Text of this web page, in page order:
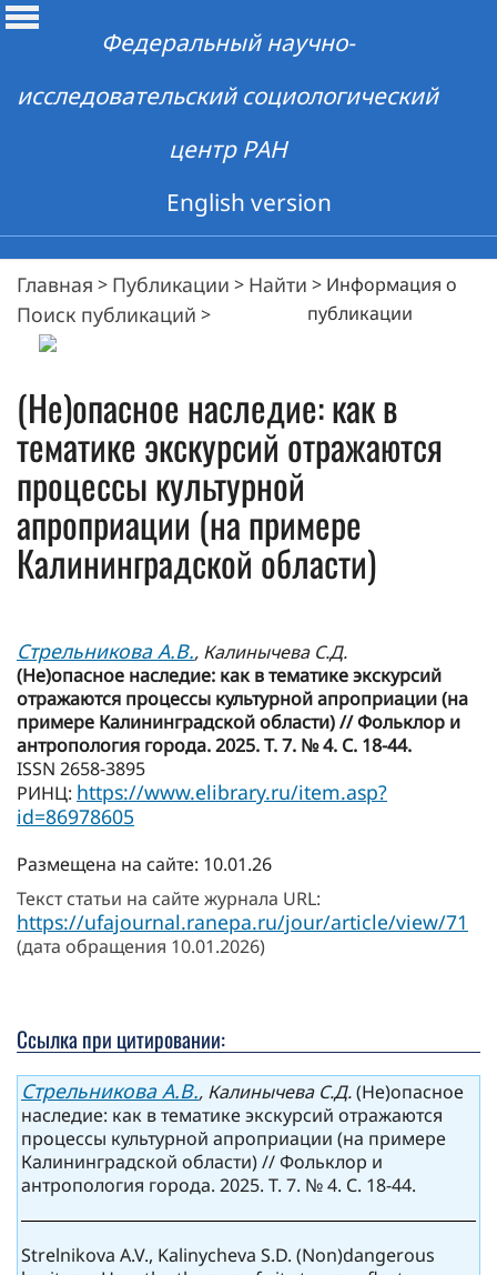
Федеральный научно-
исследовательский социологический
центр РАН
English version
Главная > Публикации > Найти >
Поиск публикаций >
Информация о
публикации
(Не)опасное наследие: как в
тематике экскурсий отражаются
процессы культурной
апроприации (на примере
Калининградской области)
Стрельникова А.В., Калинычева С.Д.
(Не)опасное наследие: как в тематике экскурсий
отражаются процессы культурной апроприации (на
примере Калининградской области) // Фольклор и
антропология города. 2025. Т. 7. № 4. С. 18-44.
ISSN 2658-3895
РИНЦ: https://www.elibrary.ru/item.asp?
id=86978605
Размещена на сайте: 10.01.26
Текст статьи на сайте журнала URL:
https://ufajournal.ranepa.ru/jour/article/view/71
(дата обращения 10.01.2026)
Ссылка при цитировании:
Стрельникова А.В., Калинычева С.Д.(Не)опасное
наследие: как в тематике экскурсий отражаются
процессы культурной апроприации (на примере
Калининградской области) // Фольклор и
антропология города. 2025. Т. 7. № 4. С. 18-44.
Strelnikova A.V., Kalinycheva S.D. (Non)dangerous